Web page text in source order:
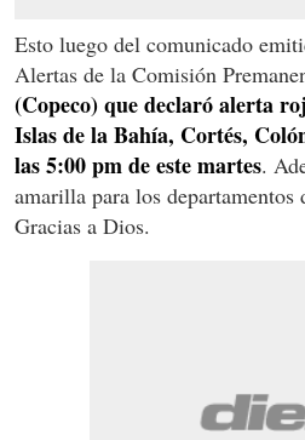
Esto luego del comunicado
Alertas de la Comisión
(Copeco) que declaró alerta
Islas de la Bahía, Cortés,
las 5:00 pm de este martes.
amarilla para los
Gracias a Dios.